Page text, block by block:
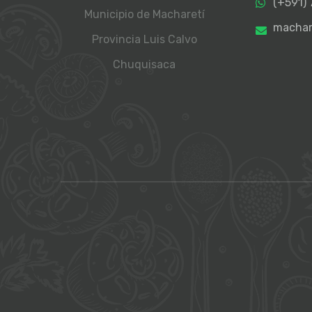
Municipio de Macharetí
Provincia Luis Calvo
Chuquisaca